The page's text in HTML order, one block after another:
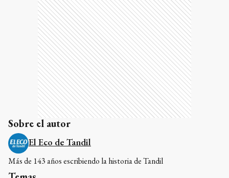
Sobre el autor
El Eco de Tandil
Más de 143 años escribiendo la historia de Tandil